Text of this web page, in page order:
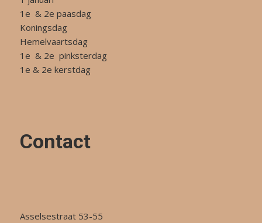
1e & 2e paasdag
Koningsdag
Hemelvaartsdag
1e & 2e pinksterdag
1e & 2e kerstdag
Contact
Asselsestraat 53-55